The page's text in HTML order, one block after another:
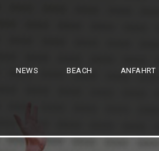
NEWS BEACH ANFAHRT